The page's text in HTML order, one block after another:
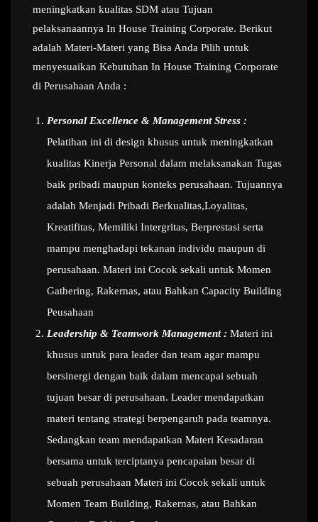
meningkatkan kualitas SDM atau Tujuan
pelaksanaannya In House Training Corporate. Berikut
adalah Materi-Materi yang Bisa Anda Pilih untuk
menyesuaikan Kebutuhan In House Training Corporate
di Perusahaan Anda :
Personal Excellence & Management Stress :
Pelatihan ini di design khusus untuk meningkatkan
kualitas Kinerja Personal dalam melaksanakan Tugas
baik pribadi maupun konteks perusahaan. Tujuannya
adalah Menjadi Pribadi Berkualitas,Loyalitas,
Kreatifitas, Memiliki Intergritas, Berprestasi serta
mampu menghadapi tekanan individu maupun di
perusahaan. Materi ini Cocok sekali untuk Momen
Gathering, Rakernas, atau Bahkan Capacity Building
Peusahaan
Leadership & Teamwork Management : Materi ini
khusus untuk para leader dan team agar mampu
bersinergi dengan baik dalam mencapai sebuah
tujuan besar di perusahaan. Leader mendapatkan
materi tentang strategi berpengaruh pada teamnya.
Sedangkan team mendapatkan Materi Kesadaran
bersama untuk terciptanya pencapaian besar di
sebuah perusahaan Materi ini Cocok sekali untuk
Momen Team Building, Rakernas, atau Bahkan